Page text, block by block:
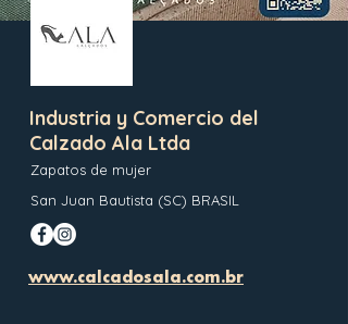
Industria y Comercio del
Calzado Ala Ltda
Zapatos de mujer
San Juan Bautista (SC) BRASIL
www.calcadosala.com.br